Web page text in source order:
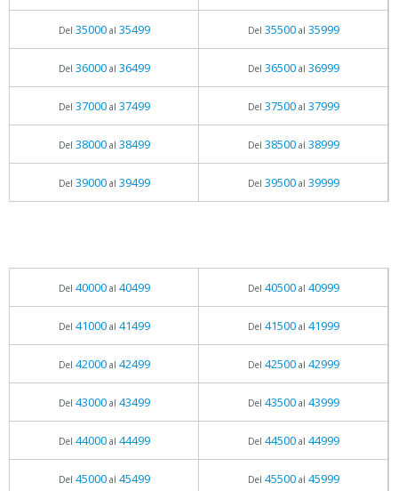
Del 35000al 35499 Del 35500al 35999
Del 36000al 36499 Del 36500al 36999
Del 37000al 37499 Del 37500al 37999
Del 38000al 38499 Del 38500al 38999
Del 39000al 39499 Del 39500al 39999
Del 40000al 40499 Del 40500al 40999
Del 41000al 41499 Del 41500al 41999
Del 42000al 42499 Del 42500al 42999
Del 43000al 43499 Del 43500al 43999
Del 44000al 44499 Del 44500al 44999
Del 45000al 45499 Del 45500al 45999